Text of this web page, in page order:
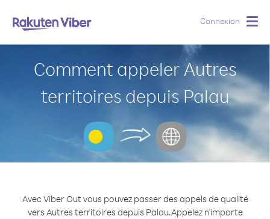
Connexion
Comment appeler Autres
territoires depuis Palau
Avec Viber Out vous pouvez passer des appels de qualité
vers Autres territoires depuis Palau.Appelez n'importe